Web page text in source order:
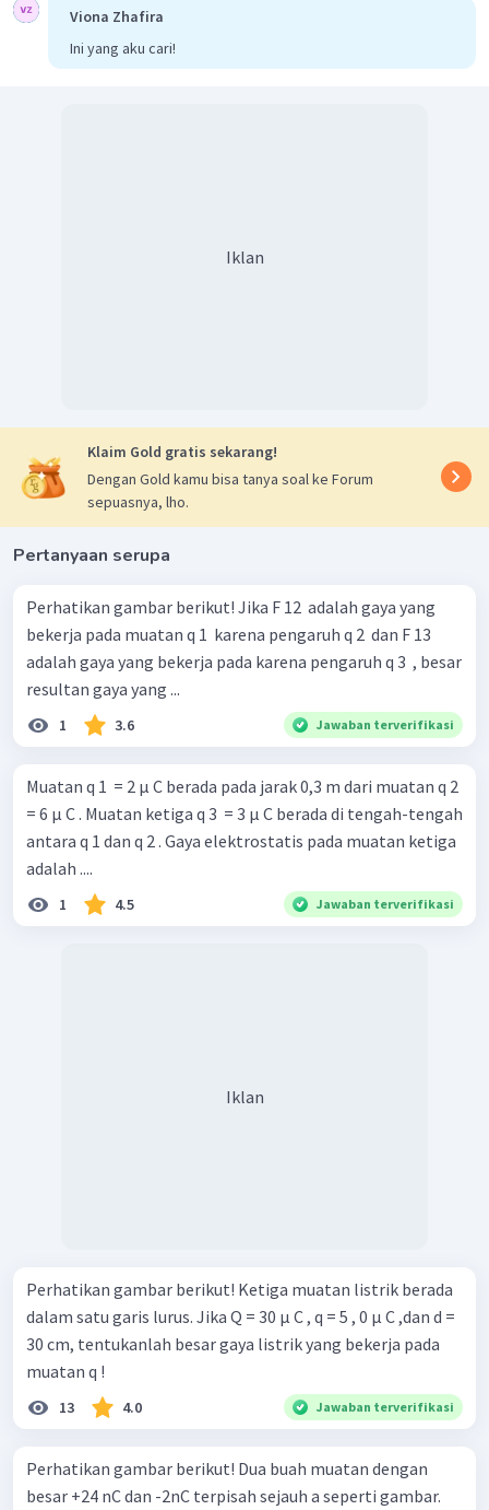
Viona Zhafira
Ini yang aku cari!
Iklan
Klaim Gold gratis sekarang!
Dengan Gold kamu bisa tanya soal ke Forum
sepuasnya, lho.
Pertanyaan serupa
Perhatikan gambar berikut! Jika F 12 ​ adalah gaya yang
bekerja pada muatan q 1 ​ karena pengaruh q 2 ​ dan F 13 ​
adalah gaya yang bekerja pada karena pengaruh q 3 ​ , besar
resultan gaya yang ...
1 3.6 Jawaban terverifikasi
Muatan q 1 ​ = 2 μ C berada pada jarak 0,3 m dari muatan q 2 ​
= 6 μ C . Muatan ketiga q 3 ​ = 3 μ C berada di tengah-tengah
antara q 1 dan q 2 . Gaya elektrostatis pada muatan ketiga
adalah ....
1 4.5 Jawaban terverifikasi
Iklan
Perhatikan gambar berikut! Ketiga muatan listrik berada
dalam satu garis lurus. Jika Q = 30 μ C , q = 5 , 0 μ C ,dan d =
30 cm, tentukanlah besar gaya listrik yang bekerja pada
muatan q !
13 4.0 Jawaban terverifikasi
Perhatikan gambar berikut! Dua buah muatan dengan
besar +24 nC dan -2nC terpisah sejauh a seperti gambar.